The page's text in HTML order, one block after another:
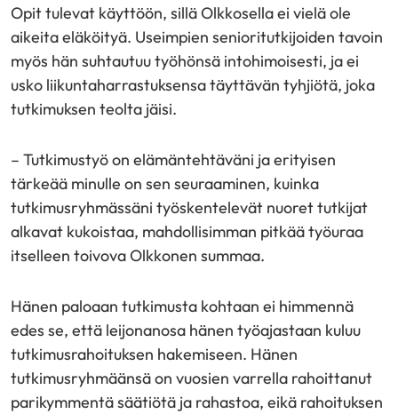
Opit tulevat käyttöön, sillä Olkkosella ei vielä ole
aikeita eläköityä. Useimpien senioritutkijoiden tavoin
myös hän suhtautuu työhönsä intohimoisesti, ja ei
usko liikuntaharrastuksensa täyttävän tyhjiötä, joka
tutkimuksen teolta jäisi.
– Tutkimustyö on elämäntehtäväni ja erityisen
tärkeää minulle on sen seuraaminen, kuinka
tutkimusryhmässäni työskentelevät nuoret tutkijat
alkavat kukoistaa, mahdollisimman pitkää työuraa
itselleen toivova Olkkonen summaa.
Hänen paloaan tutkimusta kohtaan ei himmennä
edes se, että leijonanosa hänen työajastaan kuluu
tutkimusrahoituksen hakemiseen. Hänen
tutkimusryhmäänsä on vuosien varrella rahoittanut
parikymmentä säätiötä ja rahastoa, eikä rahoituksen